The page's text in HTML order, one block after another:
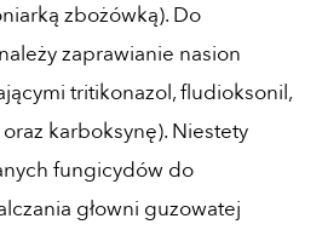
zbożówką). Do
zaprawianie nasion
tritikonazol, fludioksonil,
karboksynę). Niestety
fungicydów do
głowni guzowatej